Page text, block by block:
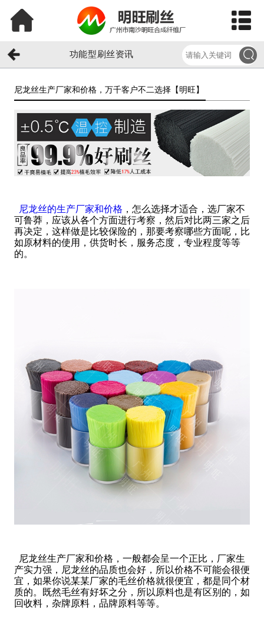
功能型刷丝资讯
尼龙丝生产厂家和价格，万千客户不二选择【明旺】​
尼龙丝的生产厂家和价格 ，怎么选择才适合，选厂家不
可鲁莽，应该从各个方面进行考察，然后对比两三家之后
再决定，这样做是比较保险的，那要考察哪些方面呢，比
如原材料的使用，供货时长，服务态度，专业程度等等
的。
尼龙丝生产厂家和价格，一般都会呈一个正比，厂家生
产实力强，尼龙丝的品质也会好，所以价格不可能会很便
宜，如果你说某某厂家的毛丝价格就很便宜，都是同个材
质的。既然毛丝有好坏之分，所以原料也是有区别的，如
回收料，杂牌原料，品牌原料等等。